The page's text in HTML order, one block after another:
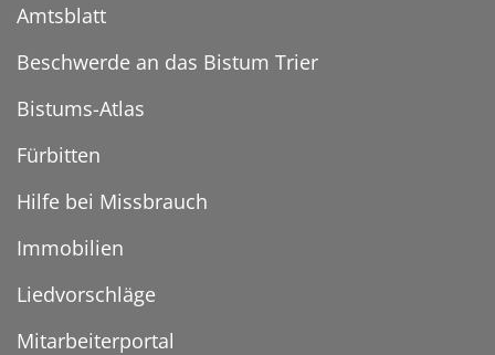
Amtsblatt
Beschwerde an das Bistum Trier
Bistums-Atlas
Fürbitten
Hilfe bei Missbrauch
Immobilien
Liedvorschläge
Mitarbeiterportal